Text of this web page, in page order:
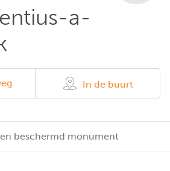
a-
In de buurt
beschermd monument